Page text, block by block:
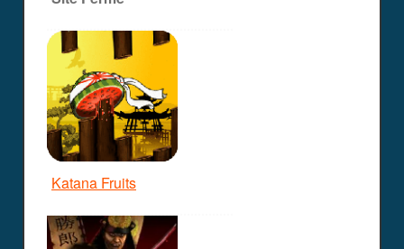
Katana Fruits